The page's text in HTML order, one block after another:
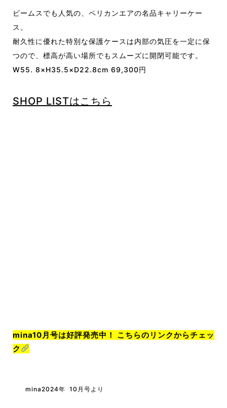
ビームスでも人気の、ペリカンエアの名品キャリーケー
ス。
耐久性に優れた特別な保護ケースは内部の気圧を一定に保
つので、標高が高い場所でもスムーズに開閉可能です。
W55. 8×H35.5×D22.8cm 69,300円
SHOP LISTはこちら
mina10月号は好評発売中！ こちらのリンクからチェッ
ク
mina2024年 10月号より